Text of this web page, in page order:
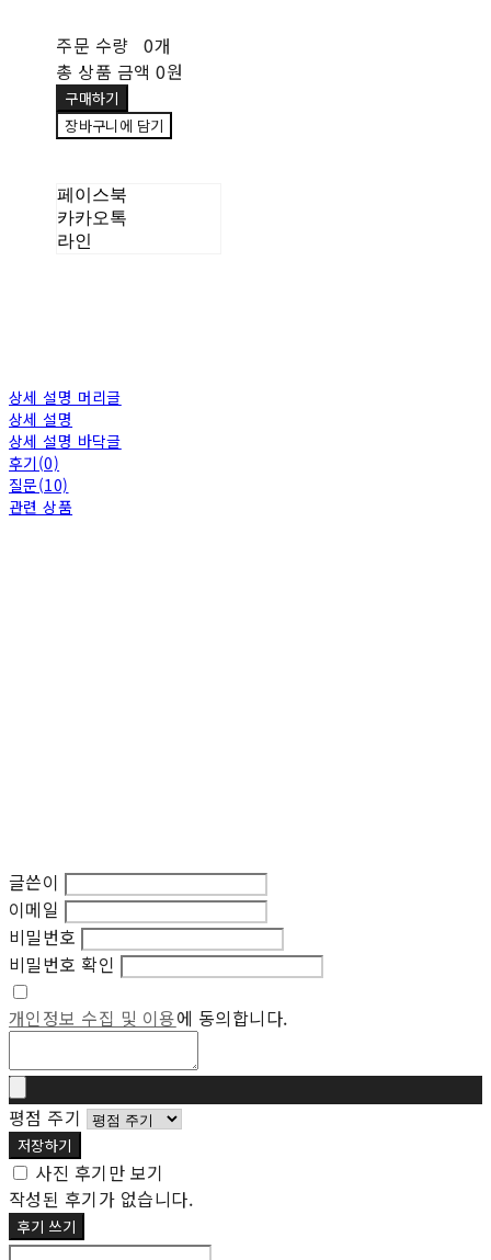
주문 수량 0개
총 상품 금액 0원
구매하기
장바구니에 담기
페이스북
카카오톡
라인
상세 설명 머리글
상세 설명
상세 설명 바닥글
후기(0)
질문(10)
관련 상품
글쓴이
이메일
비밀번호
비밀번호 확인
개인정보 수집 및 이용에 동의합니다.
평점 주기
저장하기
사진 후기만 보기
작성된 후기가 없습니다.
후기 쓰기